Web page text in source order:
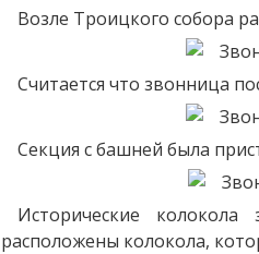
Возле Троицкого собора
Считается что звонница
Секция с башней была
Исторические
расположены колокола,